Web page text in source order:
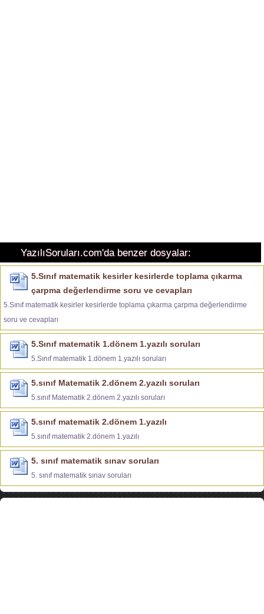
YazılıSoruları.com'da benzer dosyalar:
5.Sınıf matematik kesirler kesirlerde toplama çıkarma
çarpma değerlendirme soru ve cevapları
5.Sınıf matematik kesirler kesirlerde toplama çıkarma çarpma değerlendirme
soru ve cevapları
5.Sınıf matematik 1.dönem 1.yazılı soruları
5.Sınıf matematik 1.dönem 1.yazılı soruları
5.sınıf Matematik 2.dönem 2.yazılı soruları
5.sınıf Matematik 2.dönem 2.yazılı soruları
5.sınıf matematik 2.dönem 1.yazılı
5.sınıf matematik 2.dönem 1.yazılı
5. sınıf matematik sınav soruları
5. sınıf matematik sınav soruları